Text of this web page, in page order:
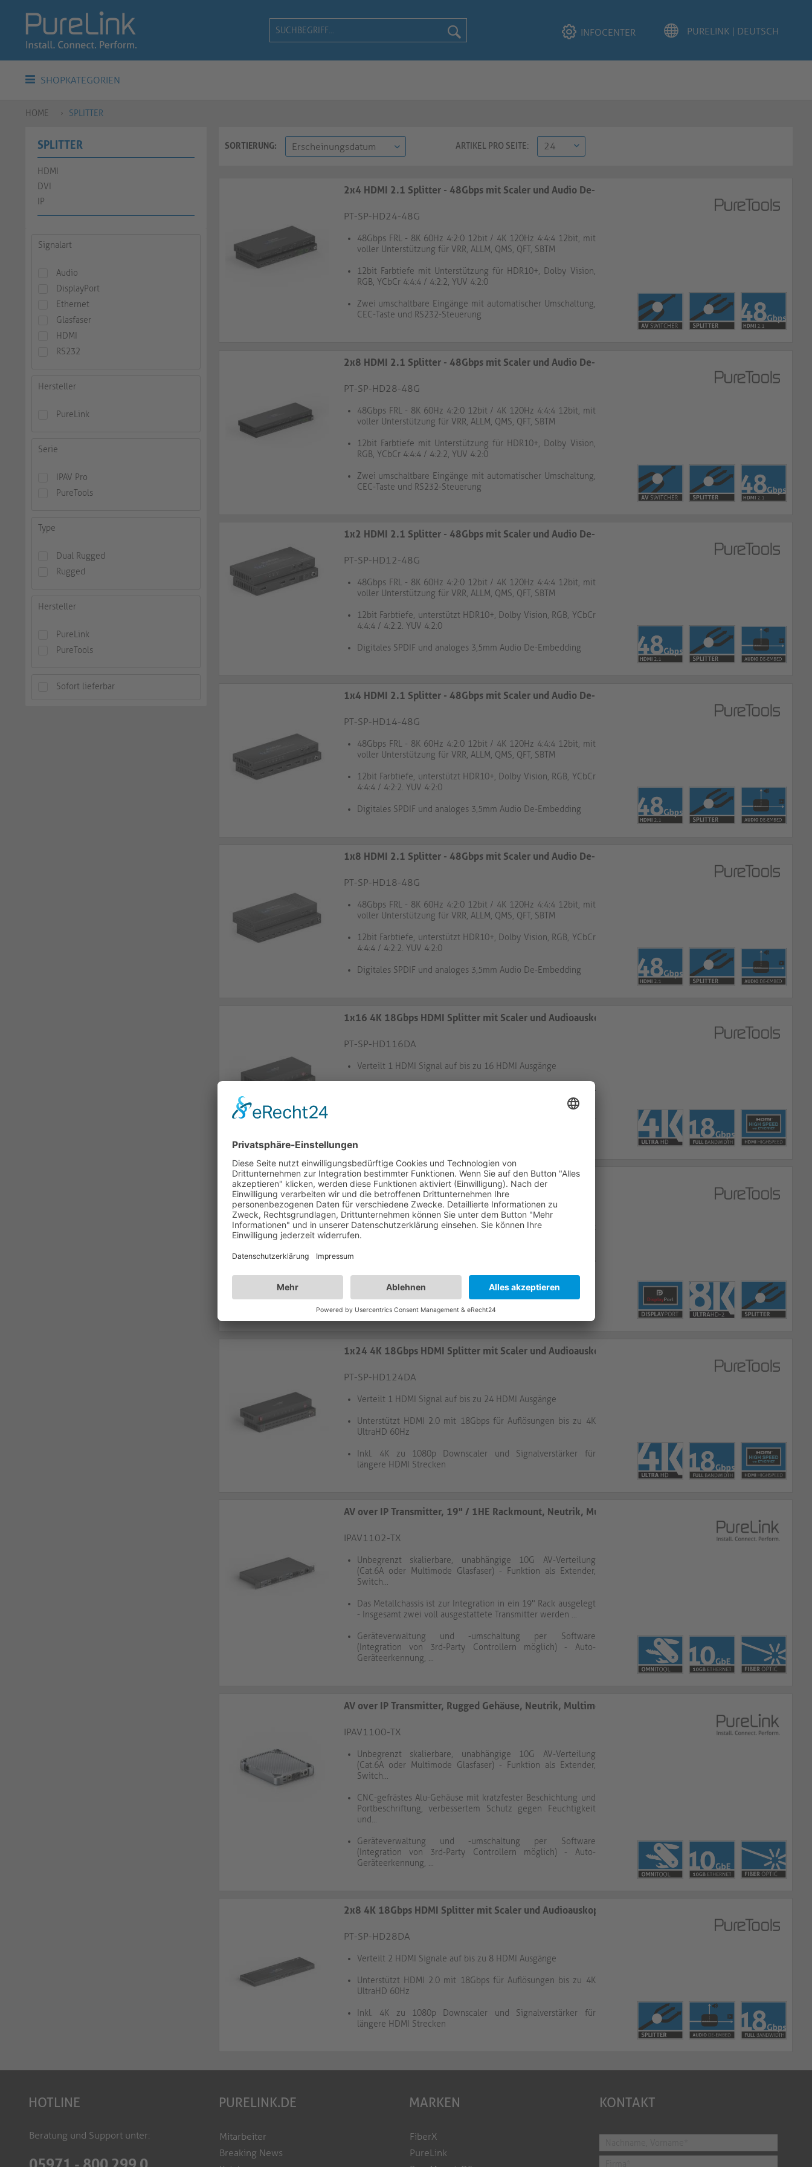
INFOCENTER
SHOPKATEGORIEN
HOME SPLITTER
SPLITTER
HDMI
DVI
IP
Signalart
Audio
DisplayPort
Ethernet
Glasfaser
HDMI
RS232
Hersteller
PureLink
Serie
IPAV Pro
PureTools
Type
Dual Rugged
Rugged
Hersteller
PureLink
PureTools
Sofort lieferbar
SORTIERUNG: ARTIKEL PRO SEITE:
2x4 HDMI 2.1 Splitter - 48Gbps mit Scaler und Audio De-Embedding
PT-SP-HD24-48G
48Gbps FRL - 8K 60Hz 4:2:0 12bit / 4K 120Hz 4:4:4 12bit, mit
voller Unterstützung für VRR, ALLM, QMS, QFT, SBTM
12bit Farbtiefe mit Unterstützung für HDR10+, Dolby Vision,
RGB, YCbCr 4:4:4 / 4:2:2, YUV 4:2:0
Zwei umschaltbare Eingänge mit automatischer Umschaltung,
CEC-Taste und RS232-Steuerung
2x8 HDMI 2.1 Splitter - 48Gbps mit Scaler und Audio De-Embedding
PT-SP-HD28-48G
48Gbps FRL - 8K 60Hz 4:2:0 12bit / 4K 120Hz 4:4:4 12bit, mit
voller Unterstützung für VRR, ALLM, QMS, QFT, SBTM
12bit Farbtiefe mit Unterstützung für HDR10+, Dolby Vision,
RGB, YCbCr 4:4:4 / 4:2:2, YUV 4:2:0
Zwei umschaltbare Eingänge mit automatischer Umschaltung,
CEC-Taste und RS232-Steuerung
1x2 HDMI 2.1 Splitter - 48Gbps mit Scaler und Audio De-Embedding
PT-SP-HD12-48G
48Gbps FRL - 8K 60Hz 4:2:0 12bit / 4K 120Hz 4:4:4 12bit, mit
voller Unterstützung für VRR, ALLM, QMS, QFT, SBTM
12bit Farbtiefe, unterstützt HDR10+, Dolby Vision, RGB, YCbCr
4:4:4 / 4:2:2. YUV 4:2:0
Digitales SPDIF und analoges 3,5mm Audio De-Embedding
1x4 HDMI 2.1 Splitter - 48Gbps mit Scaler und Audio De-Embedding
PT-SP-HD14-48G
48Gbps FRL - 8K 60Hz 4:2:0 12bit / 4K 120Hz 4:4:4 12bit, mit
voller Unterstützung für VRR, ALLM, QMS, QFT, SBTM
12bit Farbtiefe, unterstützt HDR10+, Dolby Vision, RGB, YCbCr
4:4:4 / 4:2:2. YUV 4:2:0
Digitales SPDIF und analoges 3,5mm Audio De-Embedding
1x8 HDMI 2.1 Splitter - 48Gbps mit Scaler und Audio De-Embedding
PT-SP-HD18-48G
48Gbps FRL - 8K 60Hz 4:2:0 12bit / 4K 120Hz 4:4:4 12bit, mit
voller Unterstützung für VRR, ALLM, QMS, QFT, SBTM
12bit Farbtiefe, unterstützt HDR10+, Dolby Vision, RGB, YCbCr
4:4:4 / 4:2:2. YUV 4:2:0
Digitales SPDIF und analoges 3,5mm Audio De-Embedding
1x16 4K 18Gbps HDMI Splitter mit Scaler und Audioauskopplung
PT-SP-HD116DA
Verteilt 1 HDMI Signal auf bis zu 16 HDMI Ausgänge
Unterstützt HDMI 2.0 mit 18Gbps für Auflösungen bis zu 4K
1x2 4K 21,6Gbps DisplayPort Splitter
PT-SP-DP12
Verteilt 1 DisplayPort Signal auf bis zu 2 DisplayPort
Ausgänge
HBR2 und HDCP 1.3 konform, unterstützt “Multi-Stream
1x24 4K 18Gbps HDMI Splitter mit Scaler und Audioauskopplung
PT-SP-HD124DA
Verteilt 1 HDMI Signal auf bis zu 24 HDMI Ausgänge
Unterstützt HDMI 2.0 mit 18Gbps für Auflösungen bis zu 4K
UltraHD 60Hz
Inkl. 4K zu 1080p Downscaler und Signalverstärker für
längere HDMI Strecken
AV over IP Transmitter, 19" / 1HE Rackmount, Neutrik, Multimode
IPAV1102-TX
Unbegrenzt skalierbare, unabhängige 10G AV-Verteilung
(Cat.6A oder Multimode Glasfaser) - Funktion als Extender,
Switch...
Das Metallchassis ist zur Integration in ein 19" Rack ausgelegt
- Insgesamt zwei voll ausgestattete Transmitter werden ...
Geräteverwaltung und -umschaltung per Software
(Integration von 3rd-Party Controllern möglich) - Auto-
Geräteerkennung, ...
AV over IP Transmitter, Rugged Gehäuse, Neutrik, Multimode
IPAV1100-TX
Unbegrenzt skalierbare, unabhängige 10G AV-Verteilung
(Cat.6A oder Multimode Glasfaser) - Funktion als Extender,
Switch...
CNC-gefrästes Alu-Gehäuse mit kratzfester Beschichtung und
Portbeschriftung, verbessertem Schutz gegen Feuchtigkeit
und...
Geräteverwaltung und -umschaltung per Software
(Integration von 3rd-Party Controllern möglich) - Auto-
Geräteerkennung, ...
2x8 4K 18Gbps HDMI Splitter mit Scaler und Audioauskopplung
PT-SP-HD28DA
Verteilt 2 HDMI Signale auf bis zu 8 HDMI Ausgänge
Unterstützt HDMI 2.0 mit 18Gbps für Auflösungen bis zu 4K
UltraHD 60Hz
Inkl. 4K zu 1080p Downscaler und Signalverstärker für
längere HDMI Strecken
HOTLINE
Beratung und Support unter:
PURELINK.DE
Mitarbeiter
Breaking News
MARKEN
FiberX
PureLink
KONTAKT